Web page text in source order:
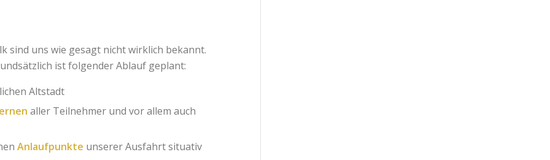
sind uns wie gesagt nicht wirklich bekannt.
ist folgender Ablauf geplant:
Altstadt
aller Teilnehmer und vor allem auch
Anlaufpunkte unserer Ausfahrt situativ